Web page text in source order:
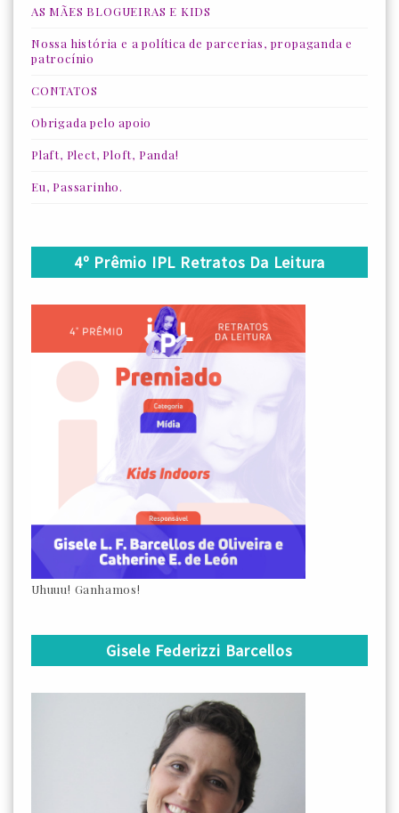
AS MÃES BLOGUEIRAS E KIDS
Nossa história e a política de parcerias, propaganda e
patrocínio
CONTATOS
Obrigada pelo apoio
Plaft, Plect, Ploft, Panda!
Eu, Passarinho.
4º Prêmio IPL Retratos Da Leitura
Uhuuu! Ganhamos!
Gisele Federizzi Barcellos